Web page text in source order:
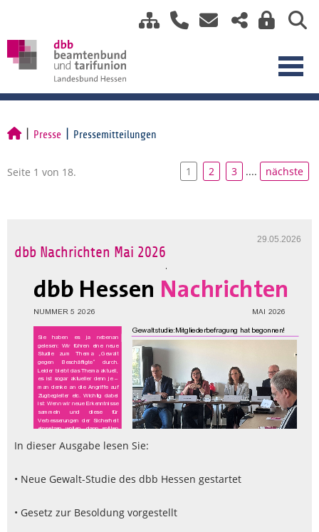
Presse Pressemitteilungen
Seite 1 von 18. 1 2 3 .... nächste
29.05.2026
dbb Nachrichten Mai 2026
In dieser Ausgabe lesen Sie:
• Neue Gewalt-Studie des dbb Hessen gestartet
• Gesetz zur Besoldung vorgestellt